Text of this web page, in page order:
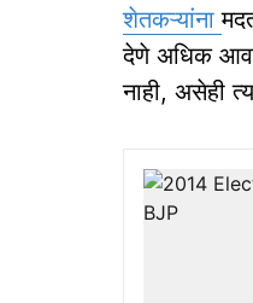
शेतकऱ्यांना
देणे अधिक
नाही, असेही